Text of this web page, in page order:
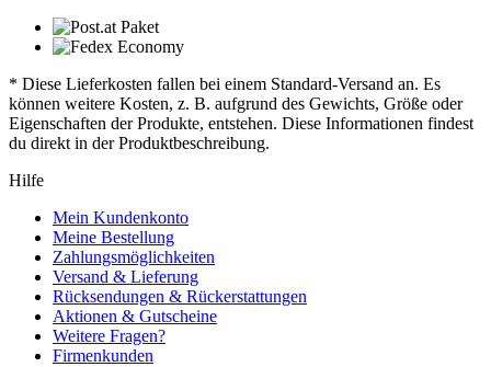
* Diese Lieferkosten fallen bei einem Standard-Versand an. Es
können weitere Kosten, z. B. aufgrund des Gewichts, Größe oder
Eigenschaften der Produkte, entstehen. Diese Informationen findest
du direkt in der Produktbeschreibung.
Hilfe
Mein Kundenkonto
Meine Bestellung
Zahlungsmöglichkeiten
Versand & Lieferung
Rücksendungen & Rückerstattungen
Aktionen & Gutscheine
Weitere Fragen?
Firmenkunden